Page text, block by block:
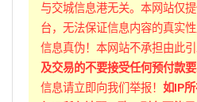
与交城信息港无关。本网站仅
台，无法保证信息内容的真实
信息真伪！本网站不承担由此引
及交易的不要接受任何预付款要
信息请立即向我们举报！ 如IP